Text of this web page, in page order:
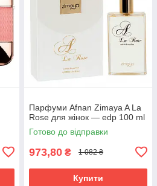
Парфуми Afnan Zimaya A La
Rose для жінок — edp 100 ml
Готово до відправки
973,80 ₴ 1 082 ₴
Купити